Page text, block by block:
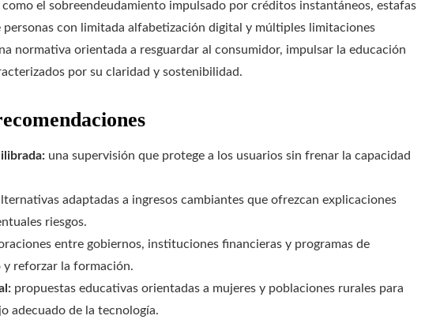
el sobreendeudamiento impulsado por créditos instantáneos, estafas
personas con limitada alfabetización digital y múltiples limitaciones
normativa orientada a resguardar al consumidor, impulsar la educación
por su claridad y sostenibilidad.
una supervisión que protege a los usuarios sin frenar la capacidad
adaptadas a ingresos cambiantes que ofrezcan explicaciones
riesgos.
entre gobiernos, instituciones financieras y programas de
y reforzar la formación.
propuestas educativas orientadas a mujeres y poblaciones rurales para
adecuado de la tecnología.